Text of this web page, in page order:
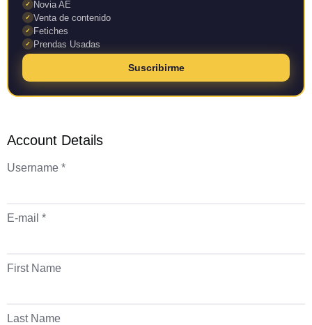
✓ Novia AE
✓ Venta de contenido
✓ Fetiches
✓ Prendas Usadas
Suscribirme
Account Details
Username *
E-mail *
First Name
Last Name